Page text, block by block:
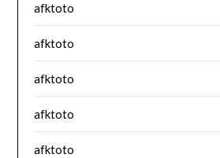
afktoto
afktoto
afktoto
afktoto
afktoto